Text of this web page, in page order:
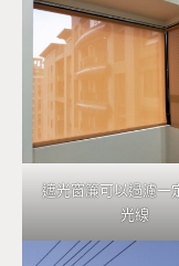
遮光窗簾可以過濾一
光線